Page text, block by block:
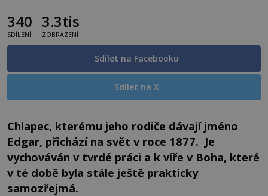
340
SDÍLENÍ
3.3tis
ZOBRAZENÍ
Sdílet na Facebooku
Sdílet na X
Chlapec, kterému jeho rodiče dávají jméno
Edgar, přichází na svět v roce 1877. Je
vychováván v tvrdé práci a k víře v Boha, které
v té době byla stále ještě prakticky
samozřejmá.